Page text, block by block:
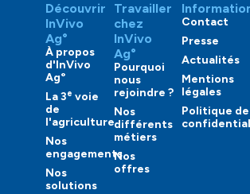
Découvrir
InVivo
Ag°
À propos
d'InVivo
Ag°
La 3e voie
de
l'agriculture
Nos
engagements
Nos
solutions
Travailler
chez
InVivo
Ag°
Pourquoi
nous
rejoindre ?
Nos
différents
métiers
Nos
offres
Contact
Presse
Actualités
Mentions
légales
Politique de